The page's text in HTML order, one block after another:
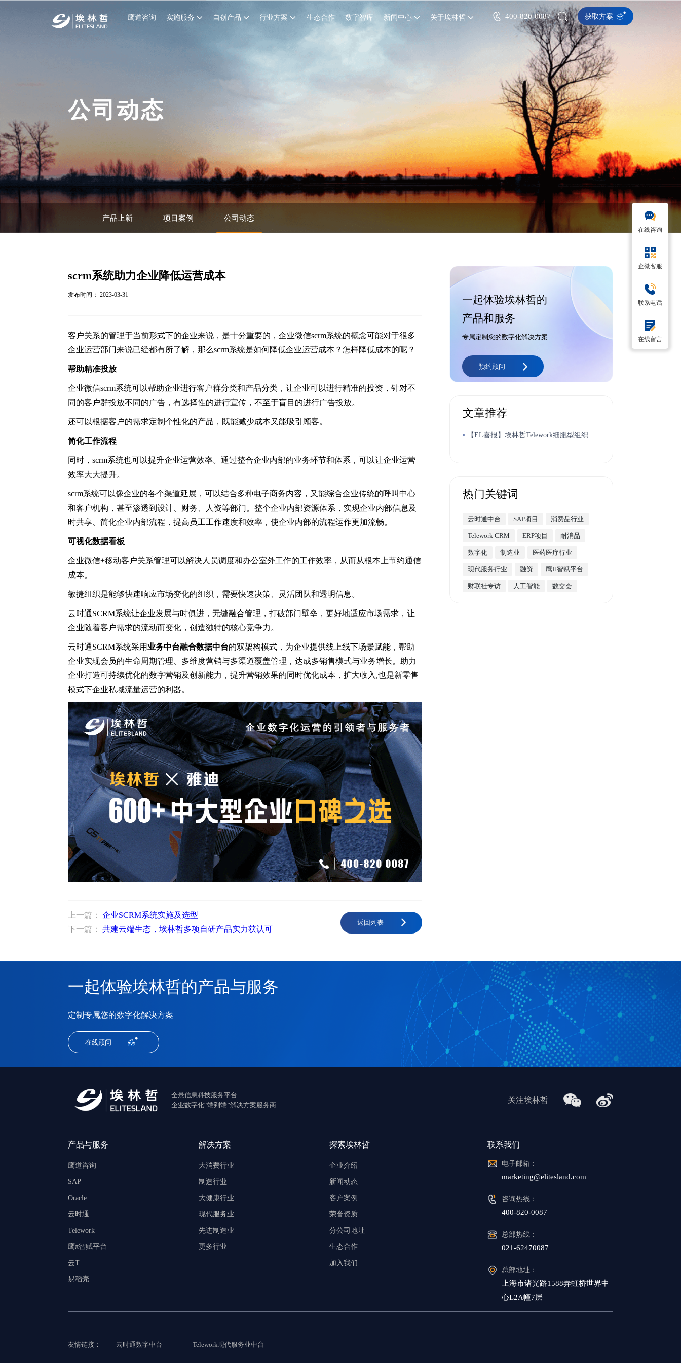
鹰道咨询 实施服务 自创产品 行业方案 生态合作 数字智库 新闻中心 关于埃林哲 400-820-0087 获取方案
公司动态
产品上新 项目案例 公司动态
scrm系统助力企业降低运营成本
发布时间： 2023-03-31
客户关系的管理于当前形式下的企业来说，是十分重要的，企业微信scrm系统的概念可能对于很多
企业运营部门来说已经都有所了解，那么scrm系统是如何降低企业运营成本？怎样降低成本的呢？
帮助精准投放
企业微信scrm系统可以帮助企业进行客户群分类和产品分类，让企业可以进行精准的投资，针对不
同的客户群投放不同的广告，有选择性的进行宣传，不至于盲目的进行广告投放。
还可以根据客户的需求定制个性化的产品，既能减少成本又能吸引顾客。
简化工作流程
同时，scrm系统也可以提升企业运营效率。通过整合企业内部的业务环节和体系，可以让企业运营
效率大大提升。
scrm系统可以像企业的各个渠道延展，可以结合多种电子商务内容，又能综合企业传统的呼叫中心
和客户机构，甚至渗透到设计、财务、人资等部门。整个企业内部资源体系，实现企业内部信息及
时共享、简化企业内部流程，提高员工工作速度和效率，使企业内部的流程运作更加流畅。
可视化数据看板
企业微信+移动客户关系管理可以解决人员调度和办公室外工作的工作效率，从而从根本上节约通信
成本。
敏捷组织是能够快速响应市场变化的组织，需要快速决策、灵活团队和透明信息。
云时通SCRM系统让企业发展与时俱进，无缝融合管理，打破部门壁垒，更好地适应市场需求，让
企业随着客户需求的流动而变化，创造独特的核心竞争力。
云时通SCRM系统采用业务中台融合数据中台的双架构模式，为企业提供线上线下场景赋能，帮助
企业实现会员的生命周期管理、多维度营销与多渠道覆盖管理，达成多销售模式与业务增长。助力
企业打造可持续优化的数字营销及创新能力，提升营销效果的同时优化成本，扩大收入,也是新零售
模式下企业私域流量运营的利器。
上一篇：企业SCRM系统实施及选型
下一篇：共建云端生态，埃林哲多项自研产品实力获认可
返回列表
一起体验埃林哲的
产品和服务
专属定制您的数字化解决方案
预约顾问
文章推荐
•
热门关键词
云时通中台 SAP项目 消费品行业
Telework CRM ERP项目 耐消品
数字化 制造业 医药医疗行业
现代服务行业 融资 鹰Π智赋平台
财联社专访 人工智能 数交会
一起体验埃林哲的产品与服务
定制专属您的数字化解决方案
在线顾问
全景信息科技服务平台
企业数字化“端到端”解决方案服务商
关注埃林哲
产品与服务
鹰道咨询
SAP
Oracle
云时通
Telework
鹰π智赋平台
云T
易稻壳
解决方案
大消费行业
制造行业
大健康行业
现代服务业
先进制造业
更多行业
探索埃林哲
企业介绍
新闻动态
客户案例
荣誉资质
分公司地址
生态合作
加入我们
联系我们
电子邮箱：
marketing@elitesland.com
咨询热线：
400-820-0087
总部热线：
021-62470087
总部地址：
上海市诸光路1588弄虹桥世界中
心L2A幢7层
友情链接： 云时通数字中台 Telework现代服务业中台
在线咨询
企微客服
联系电话
在线留言